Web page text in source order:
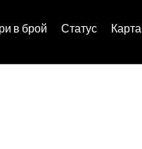
в брой Статус Карта